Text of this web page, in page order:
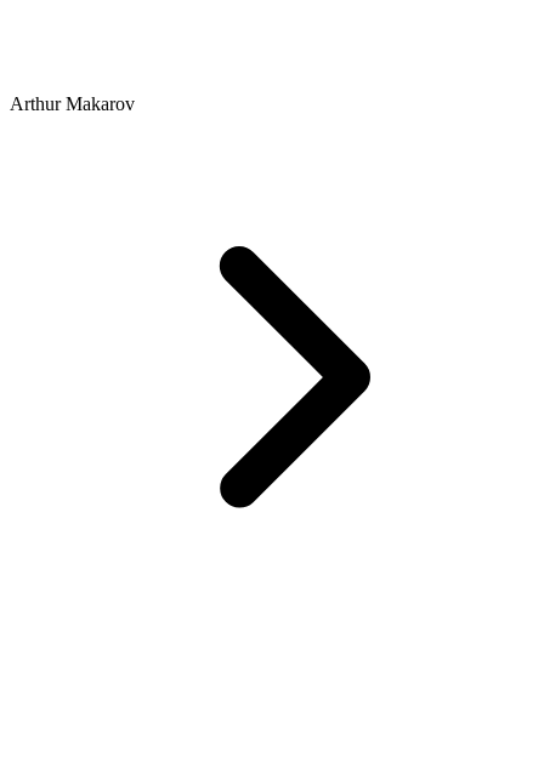
Arthur Makarov